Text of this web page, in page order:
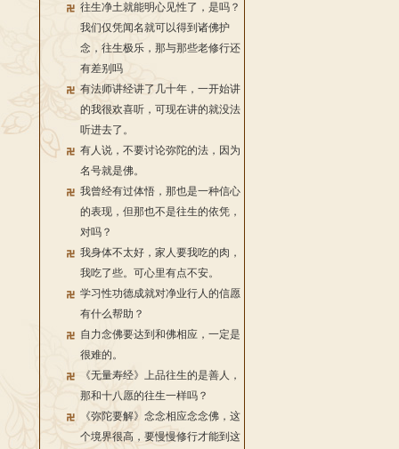
往生净土就能明心见性了，是吗？
我们仅凭闻名就可以得到诸佛护
念，往生极乐，那与那些老修行还
有差别吗
有法师讲经讲了几十年，一开始讲
的我很欢喜听，可现在讲的就没法
听进去了。
有人说，不要讨论弥陀的法，因为
名号就是佛。
我曾经有过体悟，那也是一种信心
的表现，但那也不是往生的依凭，
对吗？
我身体不太好，家人要我吃的肉，
我吃了些。可心里有点不安。
学习性功德成就对净业行人的信愿
有什么帮助？
自力念佛要达到和佛相应，一定是
很难的。
《无量寿经》上品往生的是善人，
那和十八愿的往生一样吗？
《弥陀要解》念念相应念念佛，这
个境界很高，要慢慢修行才能到这